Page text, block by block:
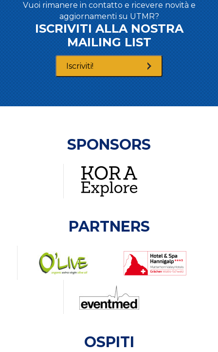
Vuoi rimanere in contatto e ricevere novità e
aggiornamenti su UTMR?
ISCRIVITI ALLA NOSTRA
MAILING LIST
Iscriviti!
SPONSORS
PARTNERS
OSPITI